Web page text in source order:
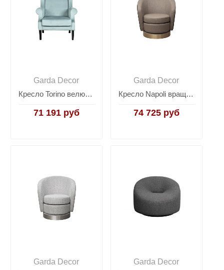
Garda Decor
Кресло Torino велюровое GD-TORINO-1
71 191 руб
Garda Decor
Кресло Napoli вращающееся черно-золотая рогожка Napoli-3K-Santo300-BEG+Santo302-CHZOL
74 725 руб
Garda Decor
Garda Decor